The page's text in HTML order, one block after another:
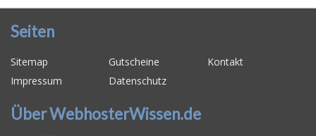
Seiten
Sitemap Gutscheine
Kontakt
Impressum
Datenschutz
Über WebhosterWissen.de